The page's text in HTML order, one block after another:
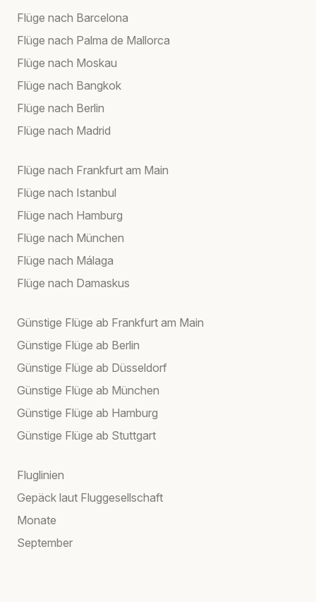
Flüge nach Barcelona
Flüge nach Palma de Mallorca
Flüge nach Moskau
Flüge nach Bangkok
Flüge nach Berlin
Flüge nach Madrid
Flüge nach Frankfurt am Main
Flüge nach Istanbul
Flüge nach Hamburg
Flüge nach München
Flüge nach Málaga
Flüge nach Damaskus
Günstige Flüge ab Frankfurt am Main
Günstige Flüge ab Berlin
Günstige Flüge ab Düsseldorf
Günstige Flüge ab München
Günstige Flüge ab Hamburg
Günstige Flüge ab Stuttgart
Fluglinien
Gepäck laut Fluggesellschaft
Monate
September